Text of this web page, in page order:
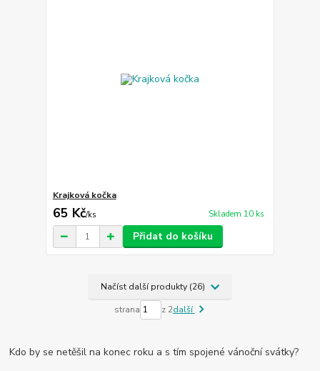
Krajková kočka
65 Kč/ks Skladem 10 ks
Přidat do košíku
Načíst další produkty (26)
strana z 2další
Kdo by se netěšil na konec roku a s tím spojené vánoční svátky?